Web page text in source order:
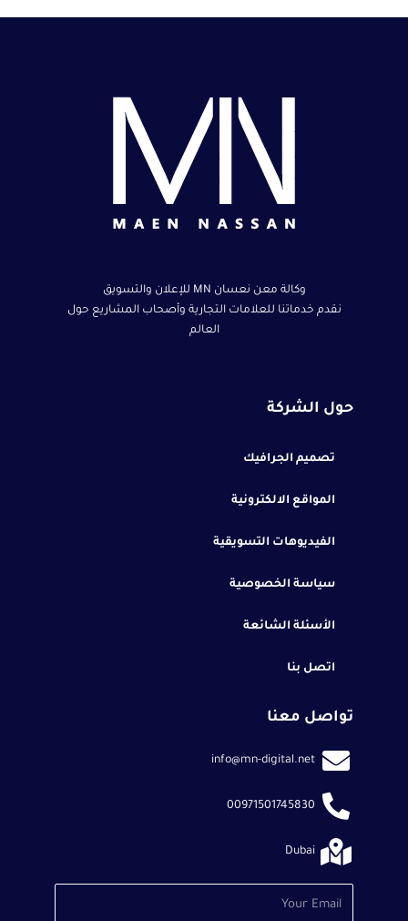
وكالة معن نعسان MN للإعلان والتسويق
نقدم خدماتنا للعلامات التجارية وأصحاب المشاريع حول
العالم
حول الشركة
تصميم الجرافيك
المواقع الالكترونية
الفيديوهات التسويقية
سياسة الخصوصية
الأسئلة الشائعة
اتصل بنا
تواصل معنا
info@mn-digital.net
00971501745830
Dubai